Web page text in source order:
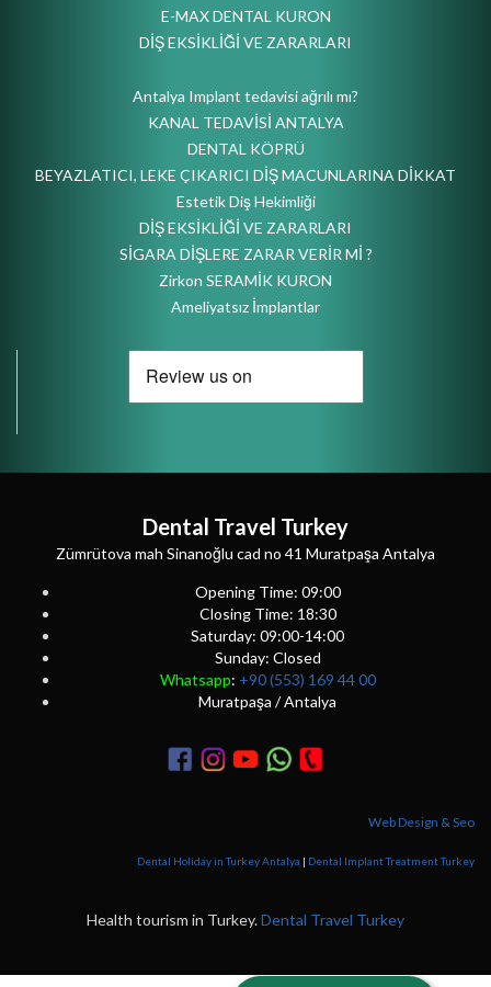
E-MAX DENTAL KURON
DİŞ EKSİKLİĞİ VE ZARARLARI
Antalya Implant tedavisi ağrılı mı?
KANAL TEDAVİSİ ANTALYA
DENTAL KÖPRÜ
BEYAZLATICI, LEKE ÇIKARICI DİŞ MACUNLARINA DİKKAT
Estetik Diş Hekimliği
DİŞ EKSİKLİĞİ VE ZARARLARI
SİGARA DİŞLERE ZARAR VERİR Mİ ?
Zirkon SERAMİK KURON
Ameliyatsız İmplantlar
Dental Travel Turkey
Zümrütova mah Sinanoğlu cad no 41 Muratpaşa Antalya
Opening Time: 09:00
Closing Time: 18:30
Saturday: 09:00-14:00
Sunday: Closed
Whatsapp: +90 (553) 169 44 00
Muratpaşa / Antalya
Web Design & Seo
Dental Holiday in Turkey Antalya | Dental Implant Treatment Turkey
Health tourism in Turkey.Dental Travel Turkey